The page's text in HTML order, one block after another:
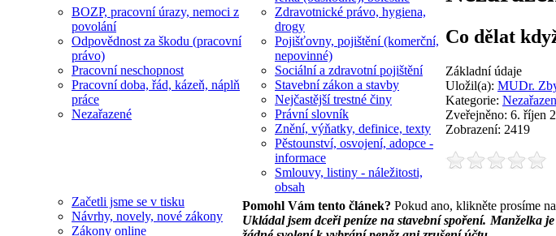
BOZP, pracovní úrazy, nemoci z
povolání
Odpovědnost za škodu (pracovní
právo)
Pracovní neschopnost
Pracovní doba, řád, kázeň, náplň
práce
Nezařazené
Zdravotnické právo, hygiena,
drogy
Pojišťovny, pojištění (komerční,
nepovinné)
Sociální a zdravotní pojištění
Stavební zákon a stavby
Nejčastější trestné činy
Právní slovník
Znění, výňatky, definice, texty
Pěstounství, osvojení, adopce -
informace
Smlouvy, listiny - náležitosti,
obsah
Začetli jsme se v tisku
Návrhy, novely, nové zákony
Zákony online
Co dělat
Základní údaje
Uložil(a): MUDr.
Kategorie:
Zveřejněno: 6. říjen
Zobrazení: 2419
Pomohl Vám tento článek? Pokud ano, klikněte prosíme
Ukládal jsem dceři peníze na stavební spoření. Manželka